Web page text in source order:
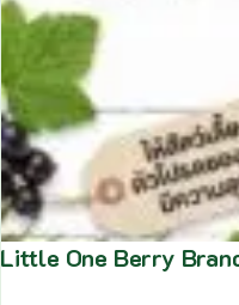
Little One Berry